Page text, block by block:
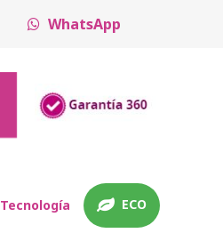
WhatsApp
Tecnología ECO